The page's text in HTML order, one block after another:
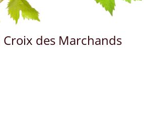
Croix des Marchands